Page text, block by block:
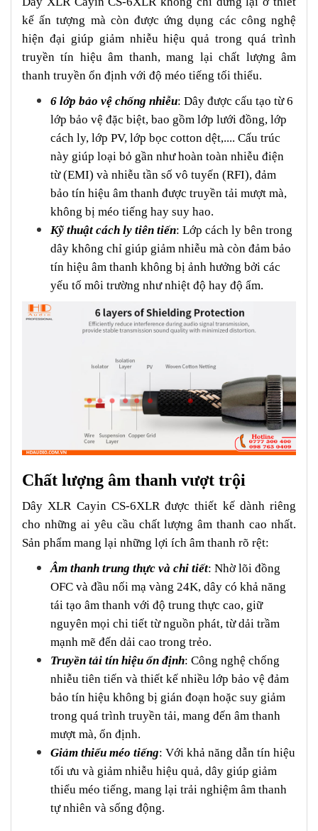
kế ấn tượng mà còn được ứng dụng các công nghệ
hiện đại giúp giảm nhiễu hiệu quả trong quá trình
truyền tín hiệu âm thanh, mang lại chất lượng âm
thanh truyền ổn định với độ méo tiếng tối thiểu.
6 lớp bảo vệ chống nhiễu: Dây được cấu tạo từ 6
lớp bảo vệ đặc biệt, bao gồm lớp lưới đồng, lớp
cách ly, lớp PV, lớp bọc cotton dệt,.... Cấu trúc
này giúp loại bỏ gần như hoàn toàn nhiễu điện
từ (EMI) và nhiễu tần số vô tuyến (RFI), đảm
bảo tín hiệu âm thanh được truyền tải mượt mà,
không bị méo tiếng hay suy hao.
Kỹ thuật cách ly tiên tiến: Lớp cách ly bên trong
dây không chỉ giúp giảm nhiễu mà còn đảm bảo
tín hiệu âm thanh không bị ảnh hưởng bởi các
yếu tố môi trường như nhiệt độ hay độ ẩm.
Chất lượng âm thanh vượt trội
Dây XLR Cayin CS-6XLR được thiết kế dành riêng
cho những ai yêu cầu chất lượng âm thanh cao nhất.
Sản phẩm mang lại những lợi ích âm thanh rõ rệt:
Âm thanh trung thực và chi tiết: Nhờ lõi đồng
OFC và đầu nối mạ vàng 24K, dây có khả năng
tái tạo âm thanh với độ trung thực cao, giữ
nguyên mọi chi tiết từ nguồn phát, từ dải trầm
mạnh mẽ đến dải cao trong trẻo.
Truyền tải tín hiệu ổn định: Công nghệ chống
nhiễu tiên tiến và thiết kế nhiều lớp bảo vệ đảm
bảo tín hiệu không bị gián đoạn hoặc suy giảm
trong quá trình truyền tải, mang đến âm thanh
mượt mà, ổn định.
Giảm thiểu méo tiếng: Với khả năng dẫn tín hiệu
tối ưu và giảm nhiễu hiệu quả, dây giúp giảm
thiểu méo tiếng, mang lại trải nghiệm âm thanh
tự nhiên và sống động.